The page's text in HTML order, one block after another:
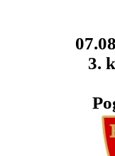
3.